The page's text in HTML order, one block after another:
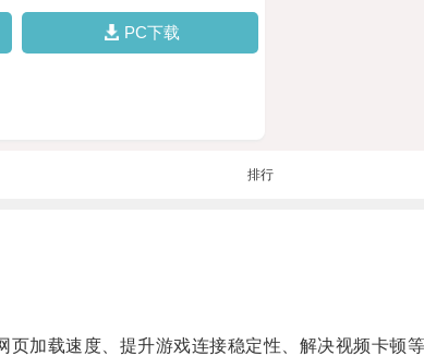
PC下载
排行
载速度、提升游戏连接稳定性、解决视频卡顿等